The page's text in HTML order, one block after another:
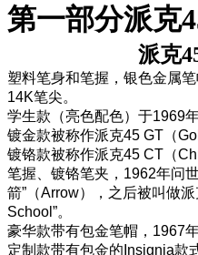
第一部分派克
派克
塑料笔身和笔握，银色金属
14K笔尖。
学生款（亮色配色）于1969年
镀金款被称作派克45 GT（
镀铬款被称作派克45 CT（
笔握、镀铬笔夹，1962年问
箭”（Arrow），之后被叫做
School”。
豪华款带有包金笔帽，1967年
定制款带有包金的Insignia款